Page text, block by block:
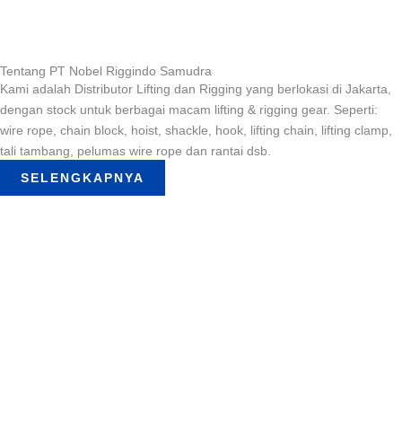
Tentang PT Nobel Riggindo Samudra
Kami adalah Distributor Lifting dan Rigging yang berlokasi di Jakarta,
dengan stock untuk berbagai macam lifting & rigging gear. Seperti:
wire rope, chain block, hoist, shackle, hook, lifting chain, lifting clamp,
tali tambang, pelumas wire rope dan rantai dsb.
SELENGKAPNYA